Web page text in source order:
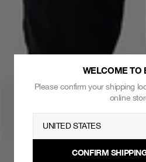
WELCOME TO
Please confirm your shipping
online
UNITED STATES
CONFIRM